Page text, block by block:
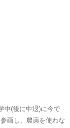
中(後に中退)に今で
画し、農薬を使わな